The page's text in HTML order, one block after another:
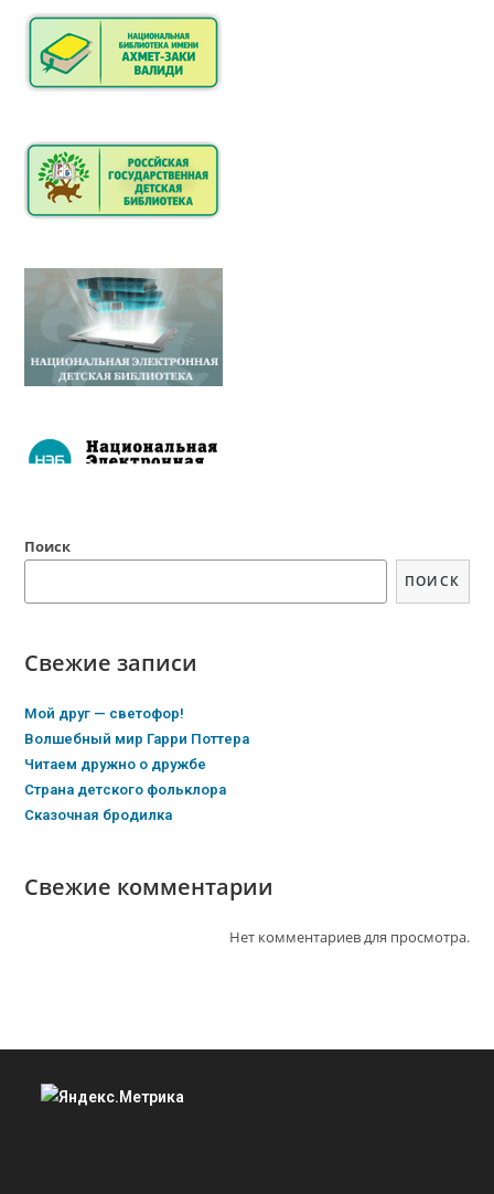
Поиск
ПОИСК
Свежие записи
Мой друг — светофор!
Волшебный мир Гарри Поттера
Читаем дружно о дружбе
Страна детского фольклора
Сказочная бродилка
Свежие комментарии
Нет комментариев для просмотра.